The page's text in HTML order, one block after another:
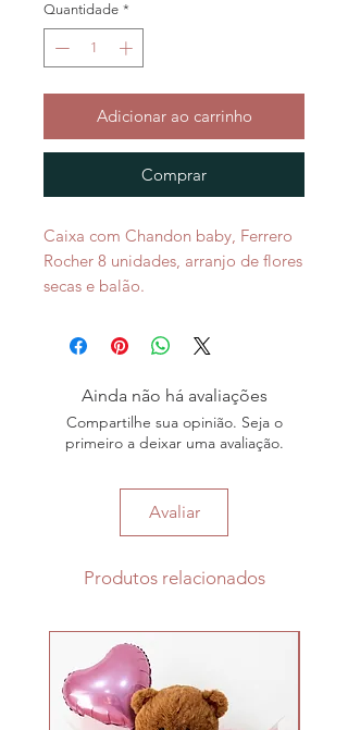
Quantidade *
Adicionar ao carrinho
Comprar
Caixa com Chandon baby, Ferrero
Rocher 8 unidades, arranjo de flores
secas e balão.
Ainda não há avaliações
Compartilhe sua opinião. Seja o
primeiro a deixar uma avaliação.
Avaliar
Produtos relacionados